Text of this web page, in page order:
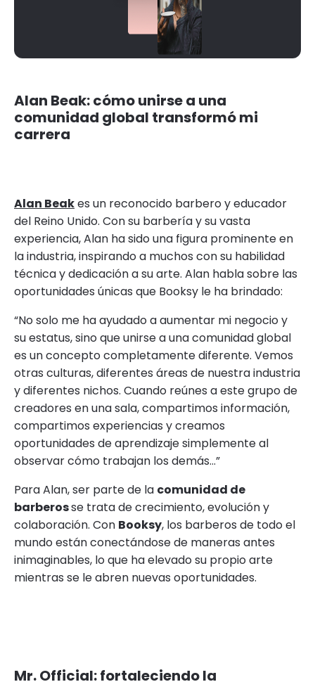
Alan Beak: cómo unirse a una
comunidad global transformó mi
carrera
Alan Beakes un reconocido barbero y educador
del Reino Unido. Con su barbería y su vasta
experiencia, Alan ha sido una figura prominente en
la industria, inspirando a muchos con su habilidad
técnica y dedicación a su arte. Alan habla sobre las
oportunidades únicas que Booksy le ha brindado:
“No solo me ha ayudado a aumentar mi negocio y
su estatus, sino que unirse a una comunidad global
es un concepto completamente diferente. Vemos
otras culturas, diferentes áreas de nuestra industria
y diferentes nichos. Cuando reúnes a este grupo de
creadores en una sala, compartimos información,
compartimos experiencias y creamos
oportunidades de aprendizaje simplemente al
observar cómo trabajan los demás...”
Para Alan, ser parte de la comunidad de
barberosse trata de crecimiento, evolución y
colaboración. Con Booksy, los barberos de todo el
mundo están conectándose de maneras antes
inimaginables, lo que ha elevado su propio arte
mientras se le abren nuevas oportunidades.
Mr. Official: fortaleciendo la